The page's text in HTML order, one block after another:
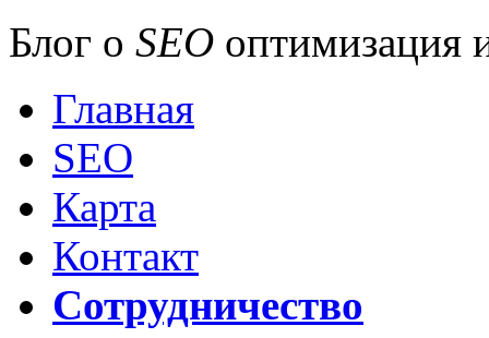
Блог о SEO оптимизация
Главная
SEO
Карта
Контакт
Сотрудничество